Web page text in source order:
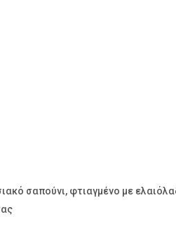
σαπούνι, φτιαγμένο με